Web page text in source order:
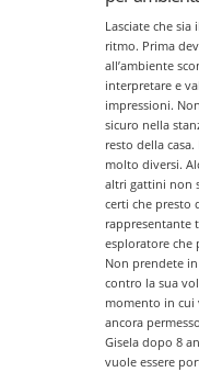
Lasciate che
ritmo. Prima
all’ambiente
interpretare e
impressioni.
sicuro nella
resto della
molto diversi.
altri gattini non
certi che presto
rappresentante
esploratore che
Non prendete
contro la sua
momento in cui
ancora
Gisela dopo 8
vuole essere